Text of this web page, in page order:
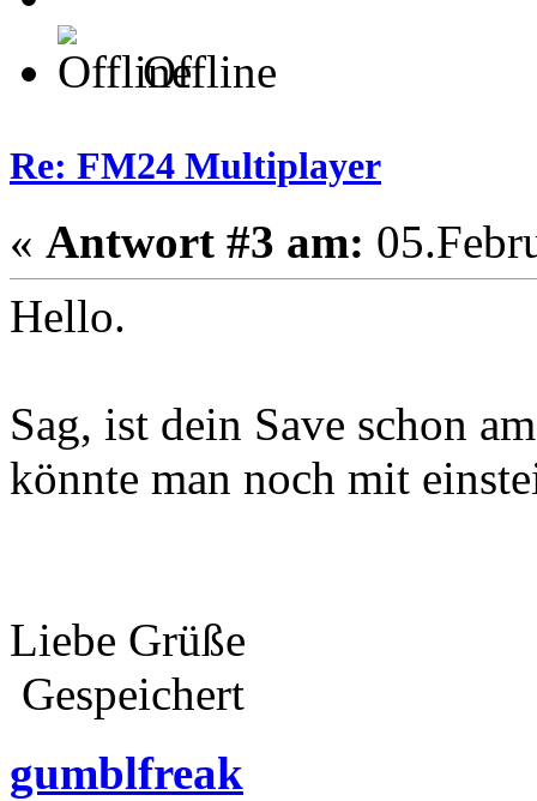
Offline
Re: FM24 Multiplayer
« Antwort #3 am:
Hello.
Sag, ist dein Save schon
könnte man noch mit
Liebe Grüße
Gespeichert
gumblfreak